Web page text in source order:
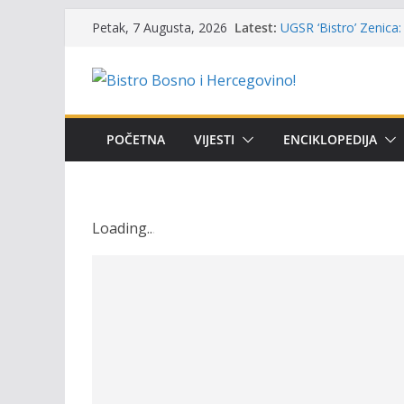
content
Petak, 7 Augusta, 2026 Latest: UGSR ‘Bistro’
i amura’
osobe sa
Održan 15.
POČETNA VIJESTI ENCIKLOPEDIJA
Loading...